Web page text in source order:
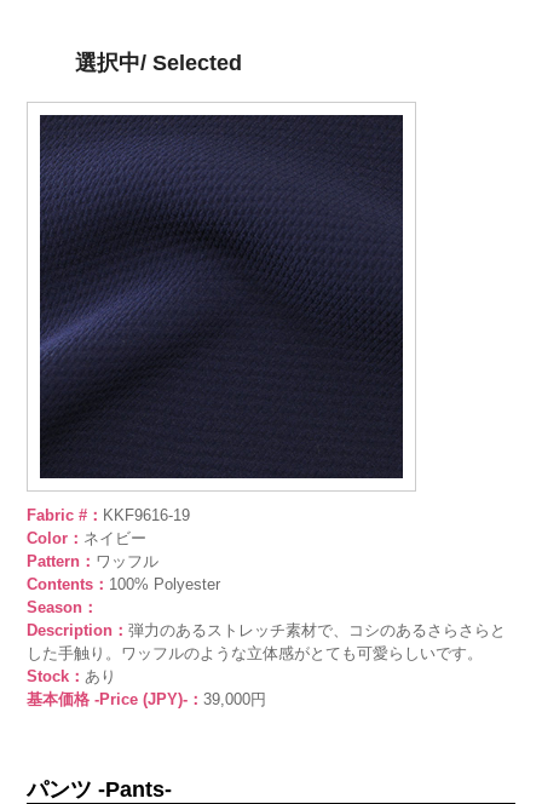
選択中/ Selected
Fabric #： KKF9616-19
Color： ネイビー
Pattern： ワッフル
Contents： 100% Polyester
Season：
Description：弾力のあるストレッチ素材で、コシのあるさらさらと
した手触り。ワッフルのような立体感がとても可愛らしいです。
Stock：あり
基本価格 -Price (JPY)-：39,000円
パンツ -Pants-